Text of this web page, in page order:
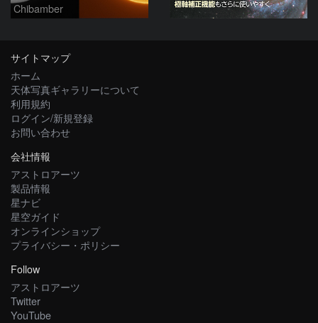
Chibamber
サイトマップ
ホーム
天体写真ギャラリーについて
利用規約
ログイン/新規登録
お問い合わせ
会社情報
アストロアーツ
製品情報
星ナビ
星空ガイド
オンラインショップ
プライバシー・ポリシー
Follow
アストロアーツ
Twitter
YouTube